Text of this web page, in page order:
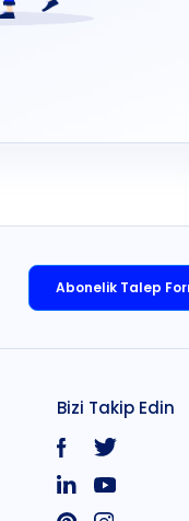
Abonelik Talep
Bizi Takip Edin